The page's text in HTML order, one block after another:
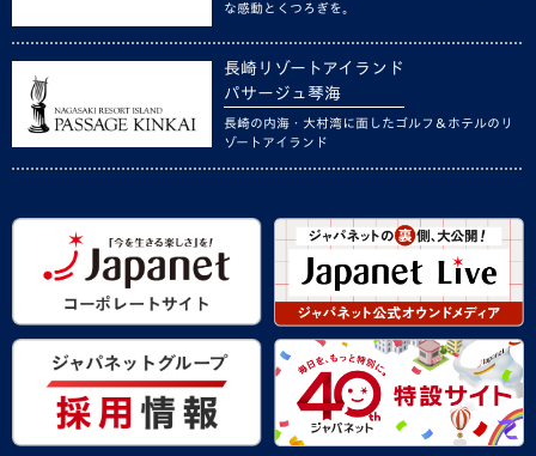
な感動とくつろぎを。
長崎リゾートアイランド
パサージュ琴海
長崎の内海・大村湾に面したゴルフ＆ホテルのリ
ゾートアイランド